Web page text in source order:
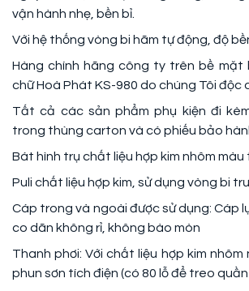
vận hành nhẹ, bền bỉ.
Với hệ thống vòng bi hãm tự động, độ
Hàng chính hãng công ty trên bề mặt
chữ Hoà Phát KS-980 do chúng Tôi độc
Tất cả các sản phẩm phụ kiện đi
trong thùng carton và có phiếu bảo
Bát hình trụ chất liệu hợp kim nhôm màu
Puli chất liệu hợp kim, sử dụng vòng bi
Cáp trong và ngoài được sử dụng: Cáp
co dãn không rỉ, không bào mòn
Thanh phơi: Với chất liệu hợp kim nhôm
phun sơn tích điện (có 80 lỗ để treo